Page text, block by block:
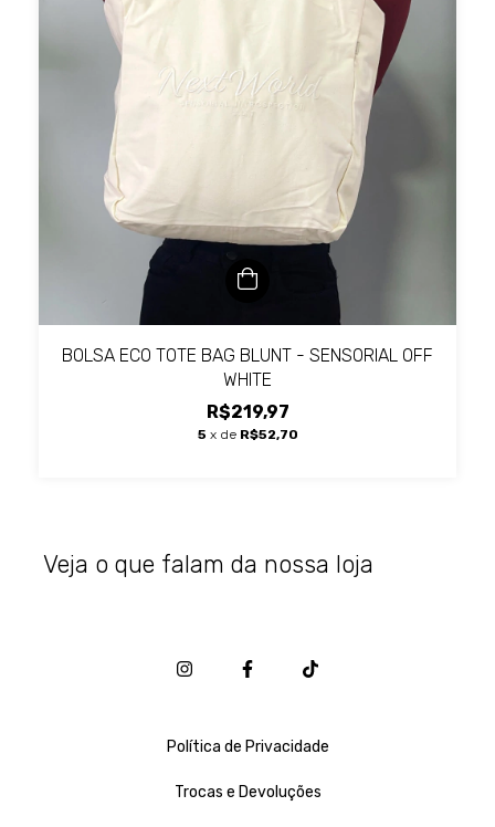
BOLSA ECO TOTE BAG BLUNT - SENSORIAL OFF
WHITE
R$219,97
5 x de R$52,70
Veja o que falam da nossa loja
Política de Privacidade
Trocas e Devoluções